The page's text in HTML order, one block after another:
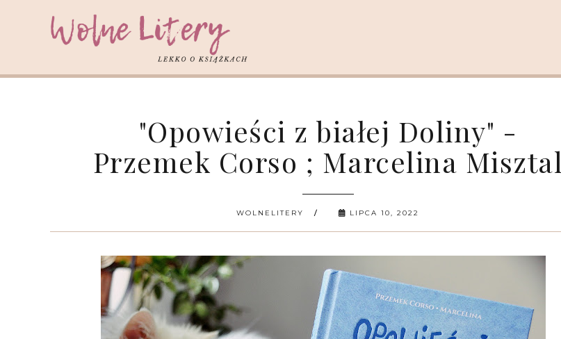
"Opowieści z białej Doliny" -
Przemek Corso ; Marcelina Misztal
WOLNELITERY LIPCA 10, 2022